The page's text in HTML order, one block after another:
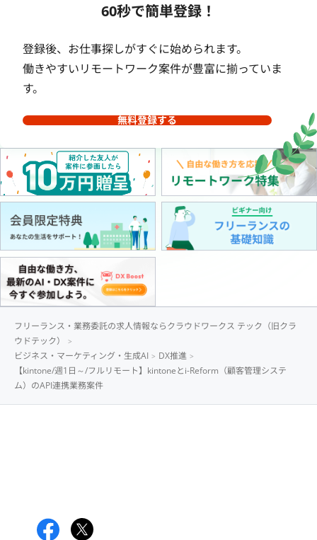
60秒で簡単登録！
登録後、お仕事探しがすぐに始められます。
働きやすいリモートワーク案件が豊富に揃っていま
す。
無料登録する
フリーランス・業務委託の求人情報ならクラウドワークス テック（旧クラ
ウドテック）
ビジネス・マーケティング・生成AI
DX推進
【kintone/週1日～/フルリモート】kintoneとi-Reform（顧客管理システ
ム）のAPI連携業務案件